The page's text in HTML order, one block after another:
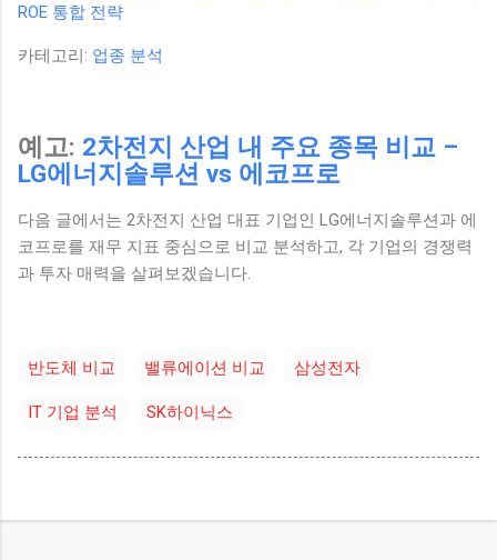
ROE 통합 전략
카테고리: 업종 분석
예고: 2차전지 산업 내 주요 종목 비교 –
LG에너지솔루션 vs 에코프로
다음 글에서는 2차전지 산업 대표 기업인 LG에너지솔루션과 에
코프로를 재무 지표 중심으로 비교 분석하고, 각 기업의 경쟁력
과 투자 매력을 살펴보겠습니다.
반도체 비교 밸류에이션 비교 삼성전자
IT 기업 분석 SK하이닉스